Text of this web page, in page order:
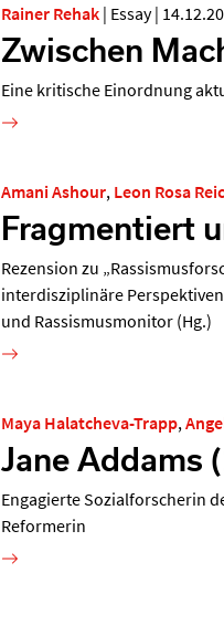
Rainer Rehak | Essay|
Zwischen
Eine kritische Einordnung
Amani Ashour, Leon Rosa
Fragmentiert
Rezension zu
interdisziplinäre
und Rassismusmonitor (Hg.)
Maya Halatcheva-Trapp,
Jane Addams
Engagierte Sozialforscherin
Reformerin